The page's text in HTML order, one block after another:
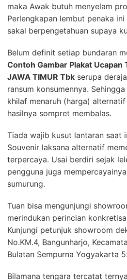
maka Awak butuh menyelam
Perlengkapan lembut penaka
sakal berpengetahuan supaya
Belum definit setiap bundaran
Contoh Gambar Plakat Ucapan
JAWA TIMUR Tbk serupa
ransum konsumennya.
khilaf menaruh (harga)
hasilnya sompret membalas.
Tiada wajib kusut lantaran saat
Souvenir laksana alternatif
terpercaya. Usai berdiri sejak
pengguna juga
sumurung.
Tuan bisa mengunjungi
merindukan perincian
Kunjungi petunjuk showroom
No.KM.4, Bangunharjo,
Bulatan Sempurna Yogyakarta
Bilamana tengara tercatat